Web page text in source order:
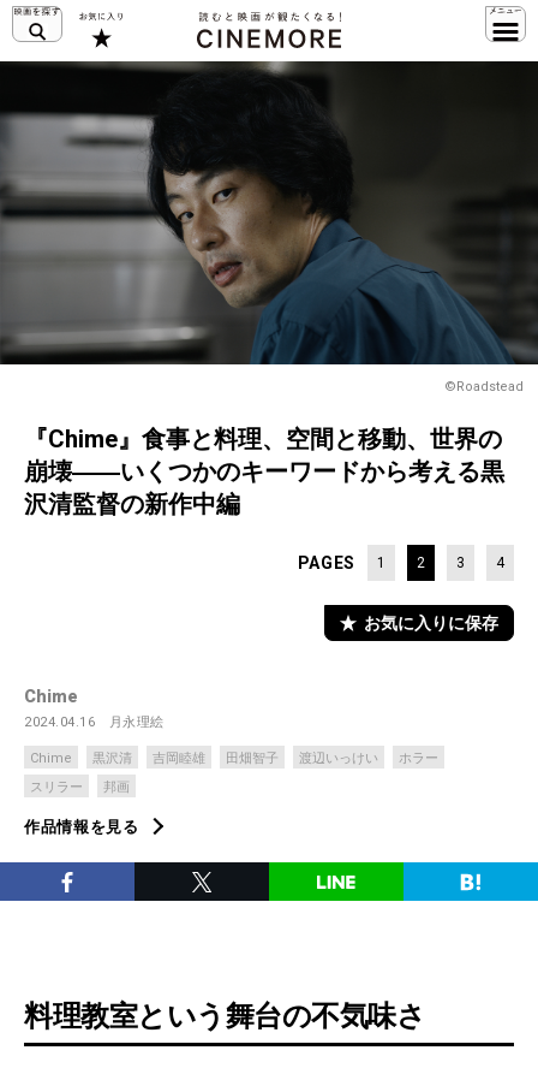
©Roadstead
『Chime』食事と料理、空間と移動、世界の
崩壊――いくつかのキーワードから考える黒
沢清監督の新作中編
PAGES 1 2 3 4
お気に入りに保存
Chime
2024.04.16 月永理絵
Chime 黒沢清 吉岡睦雄 田畑智子 渡辺いっけい
ホラー
スリラー
邦画
作品情報を見る
料理教室という舞台の不気味さ